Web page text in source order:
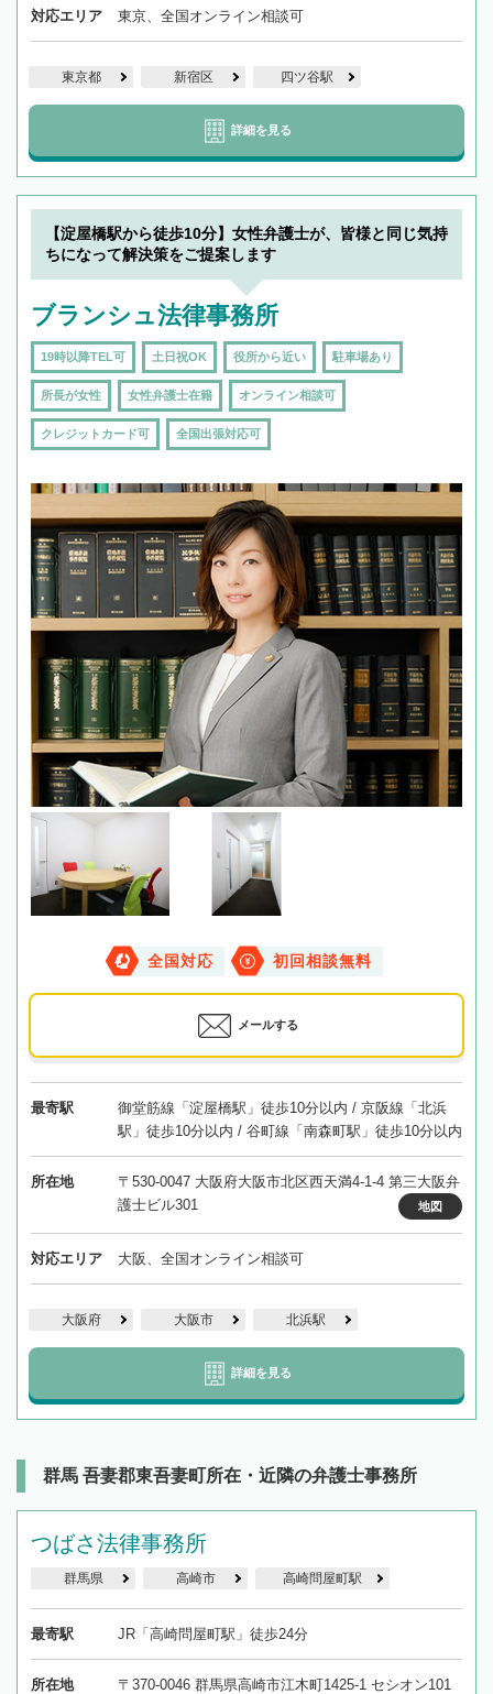
対応エリア 東京、全国オンライン相談可
東京都 新宿区 四ツ谷駅
詳細を見る
【淀屋橋駅から徒歩10分】女性弁護士が、皆様と同じ気持
ちになって解決策をご提案します
ブランシュ法律事務所
19時以降TEL可 土日祝OK 役所から近い 駐車場あり
所長が女性 女性弁護士在籍 オンライン相談可
クレジットカード可 全国出張対応可
全国対応 初回相談無料
メールする
最寄駅
御堂筋線「淀屋橋駅」徒歩10分以内 / 京阪線「北浜
駅」徒歩10分以内 / 谷町線「南森町駅」徒歩10分以内
所在地
〒530-0047 大阪府大阪市北区西天満4-1-4 第三大阪弁
護士ビル301
地図
対応エリア 大阪、全国オンライン相談可
大阪府 大阪市 北浜駅
詳細を見る
群馬 吾妻郡東吾妻町所在・近隣の弁護士事務所
つばさ法律事務所
群馬県 高崎市 高崎問屋町駅
最寄駅 JR「高崎問屋町駅」徒歩24分
所在地 〒370-0046 群馬県高崎市江木町1425-1 セシオン101